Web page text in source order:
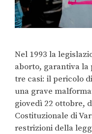
Nel 1993 la
aborto, garantiva
tre casi: il pericolo
una grave
giovedì 22 ottobre,
Costituzionale di
restrizioni della